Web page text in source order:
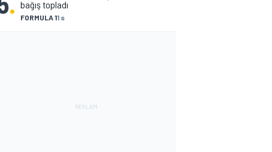
FORMULA 11 s
bağış topladı